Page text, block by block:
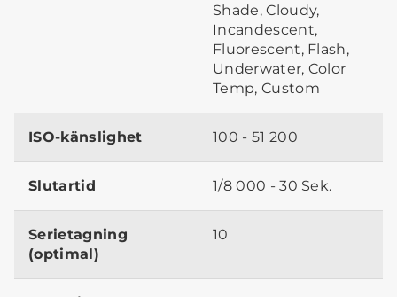
Shade, Cloudy,
Incandescent,
Fluorescent, Flash,
Underwater, Color
Temp, Custom
ISO-känslighet 100 - 51 200
Slutartid 1/8 000 - 30 Sek.
Serietagning
(optimal)
10